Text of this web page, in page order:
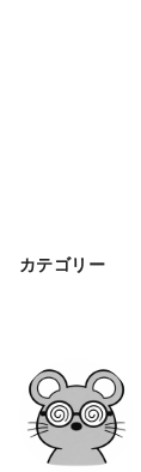
カテゴリー